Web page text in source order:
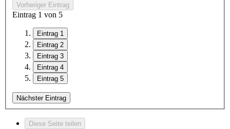
Vorheriger Eintrag
Eintrag 1 von 5
Eintrag 1
Eintrag 2
Eintrag 3
Eintrag 4
Eintrag 5
Nächster Eintrag
Diese Seite teilen